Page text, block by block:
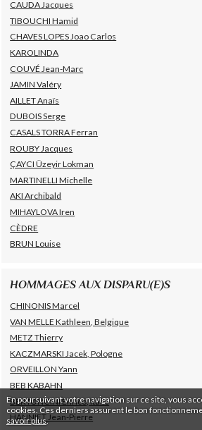
En poursuivant votre navigation sur ce site, vous
cookies. Ces derniers assurent le bon
savoir plus.
CAUDA Jacques
TIBOUCHI Hamid
CHAVES LOPES Joao Carlos
KAROLINDA
COUVÉ Jean-Marc
JAMIN Valéry
AILLET Anaïs
DUBOIS Serge
CASALS TORRA Ferran
ROUBY Jacques
ÇAYCI Üzeyir Lokman
MARTINELLI Michelle
AKI Archibald
MIHAYLOVA Iren
CÈDRE
BRUN Louise
HOMMAGES AUX DISPARU(E)S
CHINONIS Marcel
VAN MELLE Kathleen, Belgique
METZ Thierry
KACZMARSKI Jacek, Pologne
ORVEILLON Yann
BEB KABAHN
BERTONCINI Enrico, Italie
HANNIET Jean-Pierre